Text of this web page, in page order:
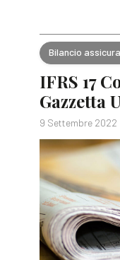
Bilancio
IFRS 17
Gazzetta
9 Settembre 2022